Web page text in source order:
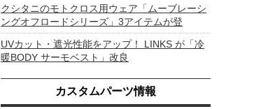
クシタニのモトクロス用ウェア「ムーブレーシ
ングオフロードシリーズ」3アイテムが登
UVカット・遮光性能をアップ！ LINKS が「冷
暖BODY サーモベスト」改良
カスタムパーツ情報